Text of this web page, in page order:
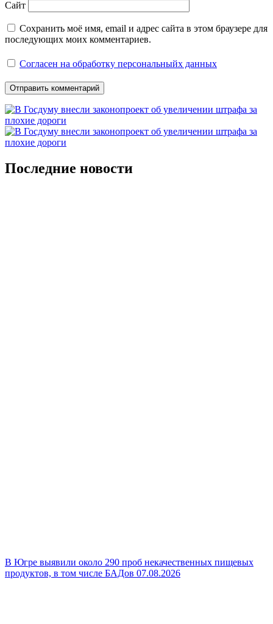
Сайт
Сохранить моё имя, email и адрес сайта в этом браузере для
последующих моих комментариев.
Согласен на обработку персональныйх данных
Последние новости
В Югре выявили около 290 проб некачественных пищевых
продуктов, в том числе БАДов 07.08.2026